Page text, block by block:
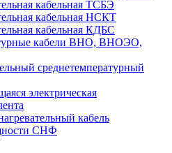
кабельная ТСБЭ
кабельная НСКТ
кабельная КДБС
кабели ВНО, ВНОЭО,
среднетемпературный
электрическая
кабель
СНФ